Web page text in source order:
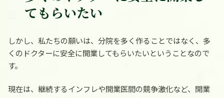
てもらいたい
しかし、私たちの願いは、分院を多く作ることではなく、多
くのドクターに安全に開業してもらいたいということなので
す。
現在は、継続するインフレや開業医間の競争激化など、開業